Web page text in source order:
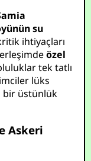
su
ihtiyaçları
özel
tek tatlı
lüks
bir üstünlük
Askeri